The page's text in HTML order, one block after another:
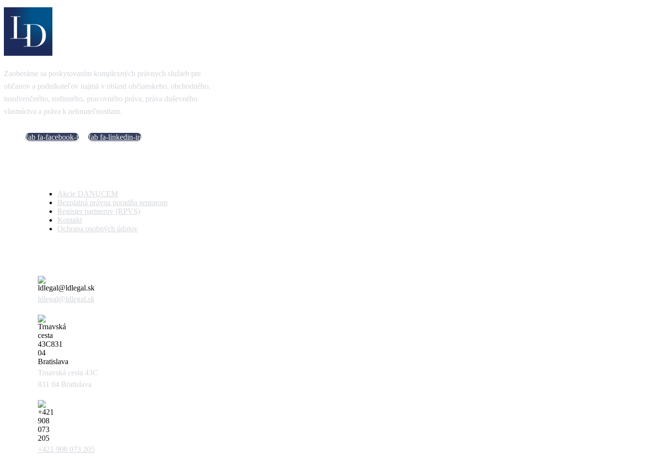
Zaoberáme sa poskytovaním komplexných právnych služieb pre
občanov a podnikateľov najmä v oblasti občianskeho, obchodného,
insolvenčného, rodinného, pracovného práva, práva duševného
vlastníctva a práva k nehnuteľnostiam.
fab fa-facebook-f fab fa-linkedin-in
Akcie DANUCEM
Bezplatná právna poradňa seniorom
Register partnerov (RPVS)
Kontakt
Ochrana osobných údajov
ldlegal@ldlegal.sk
Trnavská cesta 43C
831 04 Bratislava
+421 908 073 205